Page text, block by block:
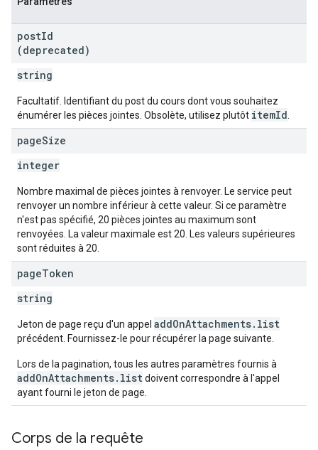
postId
(deprecated)
string
Facultatif. Identifiant du post du cours dont vous souhaitez
énumérer les pièces jointes. Obsolète, utilisez plutôt itemId
pageSize
integer
Nombre maximal de pièces jointes à renvoyer. Le service peut
renvoyer un nombre inférieur à cette valeur. Si ce paramètre
n'est pas spécifié, 20 pièces jointes au maximum sont
renvoyées. La valeur maximale est 20. Les valeurs supérieures
sont réduites à 20.
pageToken
string
Jeton de page reçu d'un appel addOnAttachments.list
précédent. Fournissez-le pour récupérer la page suivante.
Lors de la pagination, tous les autres paramètres fournis à
addOnAttachments.listdoivent correspondre à l'appel
ayant fourni le jeton de page.
Corps de la requête